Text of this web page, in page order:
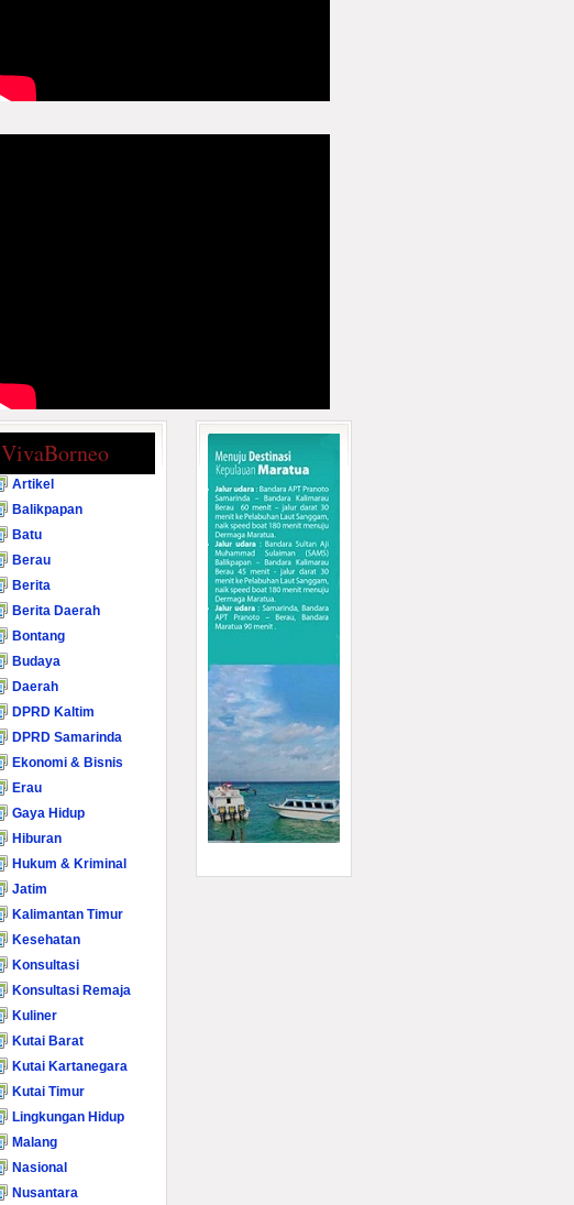
VivaBorneo
Artikel
Balikpapan
Batu
Berau
Berita
Berita Daerah
Bontang
Budaya
Daerah
DPRD Kaltim
DPRD Samarinda
Ekonomi & Bisnis
Erau
Gaya Hidup
Hiburan
Hukum & Kriminal
Jatim
Kalimantan Timur
Kesehatan
Konsultasi
Konsultasi Remaja
Kuliner
Kutai Barat
Kutai Kartanegara
Kutai Timur
Lingkungan Hidup
Malang
Nasional
Nusantara